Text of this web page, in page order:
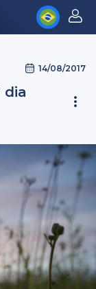
14/08/2017
dia